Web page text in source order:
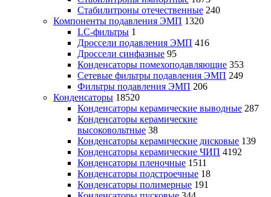
Стабилитроны отечественные 240
Компоненты подавления ЭМП 1320
LC-фильтры 1
Дроссели подавления ЭМП 416
Дроссели синфазные 95
Конденсаторы помехоподавляющие 353
Сетевые фильтры подавления ЭМП 249
Фильтры подавления ЭМП 206
Конденсаторы 18520
Конденсаторы керамические выводные 287
Конденсаторы керамические
высоковольтные 38
Конденсаторы керамические дисковые 139
Конденсаторы керамические ЧИП 4192
Конденсаторы пленочные 1511
Конденсаторы подстроечные 18
Конденсаторы полимерные 191